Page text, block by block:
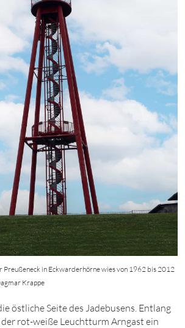
in Eckwarderhörne wies von 1962 bis 2012
Krappe
östliche Seite des Jadebusens. Entlang
rot-weiße Leuchtturm Arngast ein